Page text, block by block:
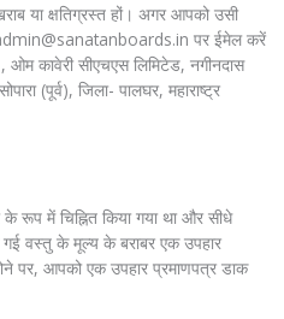
या क्षतिग्रस्त हों। अगर आपको उसी
पर ईमेल करें
कावेरी सीएचएस लिमिटेड, नगीनदास
(पूर्व), जिला- पालघर, महाराष्ट्र
रूप में चिह्नित किया गया था और सीधे
वस्तु के मूल्य के बराबर एक उपहार
पर, आपको एक उपहार प्रमाणपत्र डाक